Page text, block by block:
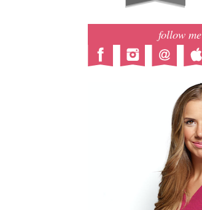
follow me